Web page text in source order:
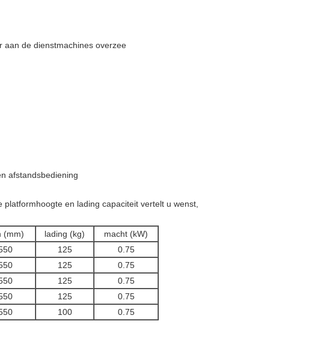
aan de dienstmachines overzee
afstandsbediening
en lading capaciteit vertelt u wenst,
(mm) lading (kg)
macht (kW)
125
0.75
125
0.75
125
0.75
125
0.75
100 0.75